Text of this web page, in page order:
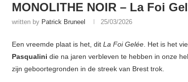
MONOLITHE NOIR – La Foi
written by Patrick Bruneel 25/03/2026
Een vreemde plaat is het, dit La Foi Gelée. Het is het
Pasqualini die na jaren verbleven te hebben in onze
zijn geboortegronden in de streek van Brest trok.